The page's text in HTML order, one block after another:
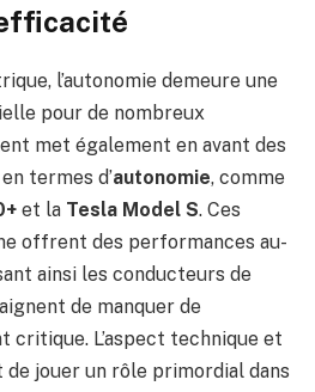
l’autonomie demeure une
pour de nombreux
met également en avant des
termes d’autonomie, comme
et la Tesla Model S. Ces
offrent des performances au-
ainsi les conducteurs de
de manquer de
critique. L’aspect technique et
de jouer un rôle primordial dans